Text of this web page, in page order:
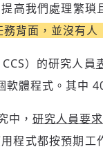
證碼
請輸入發送到的
物
將此文章當
您確定要花費
高我們處理繁
背面，並沒有人
）的研究人員
體程式。其中
中， 研究人員要求
程式都按預期
：不對他人種族、
授權
/週解鎖付費
✓ 全站深度分析報導